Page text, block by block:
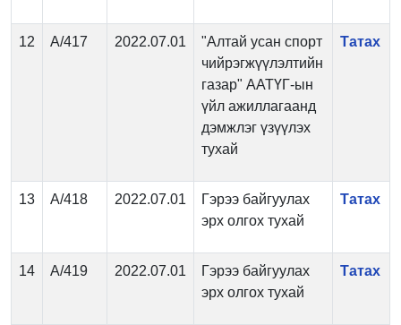
12 А/417 2022.07.01
"Алтай усан спорт
чийрэгжүүлэлтийн
газар" ААТҮГ-ын
үйл ажиллагаанд
дэмжлэг үзүүлэх
тухай
Татах
13 А/418 2022.07.01
Гэрээ байгуулах
эрх олгох тухай
Татах
14 А/419 2022.07.01
Гэрээ байгуулах
эрх олгох тухай
Татах